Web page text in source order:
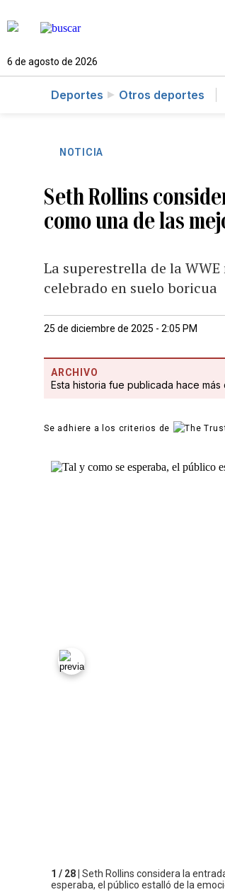
6 de agosto de 2026
Deportes Otros deportes
NOTICIA
Seth Rollins
como una de las
La superestrella de la
celebrado en suelo boricua
25 de diciembre de 2025 - 2:05 PM
ARCHIVO
Esta historia fue publicada hace más
Se adhiere a los criterios de
1 / 28 |Seth Rollins considera la
esperaba, el público estalló de la